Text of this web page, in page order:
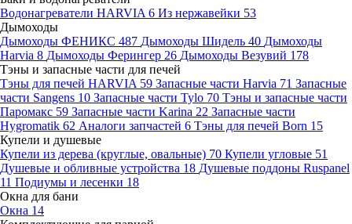
Водонагреватели HARVIA 6 Из нержавейки 53
Дымоходы
Дымоходы ФЕНИКС 487 Дымоходы Шидель 40 Дымоходы
Harvia 8 Дымоходы Ферингер 26 Дымоходы Везувий 178
Тэны и запасные части для печей
Тэны для печей HARVIA 59 Запасные части Harvia 71 Запасные
части Sangens 10 Запасные части Tylo 70 Тэны и запасные части
Паромакс 59 Запасные части Karina 22 Запасные части
Hygromatik 62 Аналоги запчастей 6 Тэны для печей Born 15
Купели и душевые
Купели из дерева (круглые, овальные) 70 Купели угловые 51
Душевые и обливные устройства 18 Душевые поддоны Ruspanel
11 Подиумы и лесенки 18
Окна для бани
Окна 14